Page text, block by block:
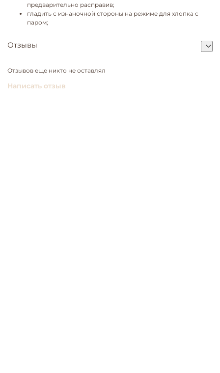
предварительно расправив;
гладить с изнаночной стороны на режиме для хлопка с
паром;
Отзывы
Отзывов еще никто не оставлял
Написать отзыв